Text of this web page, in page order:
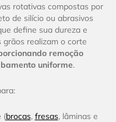
rotativas compostas por
de silício ou abrasivos
define sua dureza e
realizam o corte
remoção
uniforme.
(brocas, fresas, lâminas e